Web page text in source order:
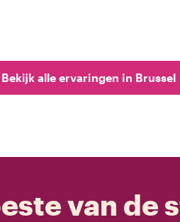
Bekijk alle ervaringen in Brussel
van de